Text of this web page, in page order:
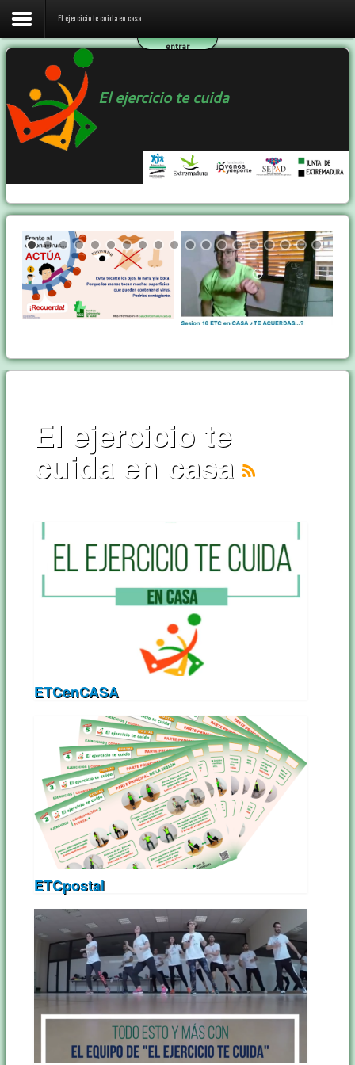
El ejercicio te cuida en casa
El programa ETC
Ejercicio y Salud
Contactar
El ejercicio te cuida en casa
entrar
El ejercicio te cuida
El ejercicio te
cuida en casa
ETCenCASA
ETCpostal